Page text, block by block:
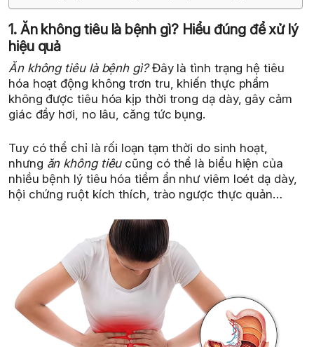
1. Ăn không tiêu là bệnh gì? Hiểu đúng để xử lý
hiệu quả
Ăn không tiêu là bệnh gì?Đây là tình trạng hệ tiêu
hóa hoạt động không trơn tru, khiến thực phẩm
không được tiêu hóa kịp thời trong dạ dày, gây cảm
giác đầy hơi, no lâu, căng tức bụng.
Tuy có thể chỉ là rối loạn tạm thời do sinh hoạt,
nhưng ăn không tiêucũng có thể là biểu hiện của
nhiều bệnh lý tiêu hóa tiềm ẩn như viêm loét dạ dày,
hội chứng ruột kích thích, trào ngược thực quản…